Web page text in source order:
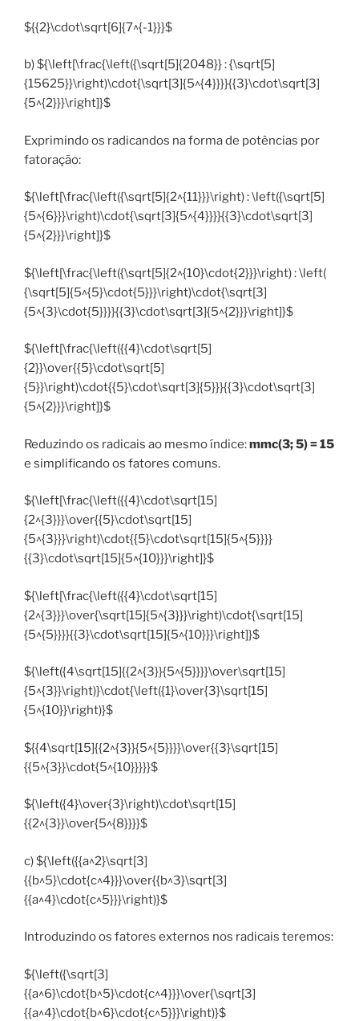
${{2}\cdot\sqrt[6]{7^{-1}}}$
b) ${\left[\frac{\left({\sqrt[5]{2048}} : {\sqrt[5]
{15625}}\right)\cdot{\sqrt[3]{5^{4}}}}{{3}\cdot\sqrt[3]
{5^{2}}}\right]}$
Exprimindo os radicandos na forma de potências por
fatoração:
${\left[\frac{\left({\sqrt[5]{2^{11}}}\right) : \left({\sqrt[5]
{5^{6}}}\right)\cdot{\sqrt[3]{5^{4}}}}{{3}\cdot\sqrt[3]
{5^{2}}}\right]}$
${\left[\frac{\left({\sqrt[5]{2^{10}\cdot{2}}}\right) : \left(
{\sqrt[5]{5^{5}\cdot{5}}}\right)\cdot{\sqrt[3]
{5^{3}\cdot{5}}}}{{3}\cdot\sqrt[3]{5^{2}}}\right]}$
${\left[\frac{\left({{4}\cdot\sqrt[5]
{2}}\over{{5}\cdot\sqrt[5]
{5}}\right)\cdot{{5}\cdot\sqrt[3]{5}}}{{3}\cdot\sqrt[3]
{5^{2}}}\right]}$
Reduzindo os radicais ao mesmo índice:mmc(3; 5) = 15
e simplificando os fatores comuns.
${\left[\frac{\left({{4}\cdot\sqrt[15]
{2^{3}}}\over{{5}\cdot\sqrt[15]
{5^{3}}}\right)\cdot{{5}\cdot\sqrt[15]{5^{5}}}}
{{3}\cdot\sqrt[15]{5^{10}}}\right]}$
${\left[\frac{\left({{4}\cdot\sqrt[15]
{2^{3}}}\over{\sqrt[15]{5^{3}}}\right)\cdot{\sqrt[15]
{5^{5}}}}{{3}\cdot\sqrt[15]{5^{10}}}\right]}$
${\left({4\sqrt[15]{{2^{3}}{5^{5}}}}\over\sqrt[15]
{5^{3}}\right)}\cdot{\left({1}\over{3}\sqrt[15]
{5^{10}}\right)}$
${{4\sqrt[15]{{2^{3}}{5^{5}}}}\over{{3}\sqrt[15]
{{5^{3}}\cdot{5^{10}}}}}$
${\left({4}\over{3}\right)\cdot\sqrt[15]
{{2^{3}}\over{5^{8}}}}$
c) ${\left({{a^2}\sqrt[3]
{{b^5}\cdot{c^4}}}\over{{b^3}\sqrt[3]
{{a^4}\cdot{c^5}}}\right)}$
Introduzindo os fatores externos nos radicais teremos:
${\left({\sqrt[3]
{{a^6}\cdot{b^5}\cdot{c^4}}}\over{\sqrt[3]
{{a^4}\cdot{b^6}\cdot{c^5}}}\right)}$